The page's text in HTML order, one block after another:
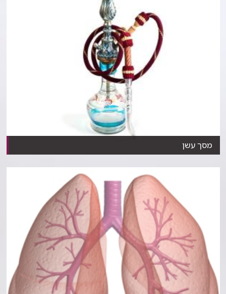
מסך עשן
למרות החזות התמימה עישון נרגילה מסוכן לא פחות מעיש...